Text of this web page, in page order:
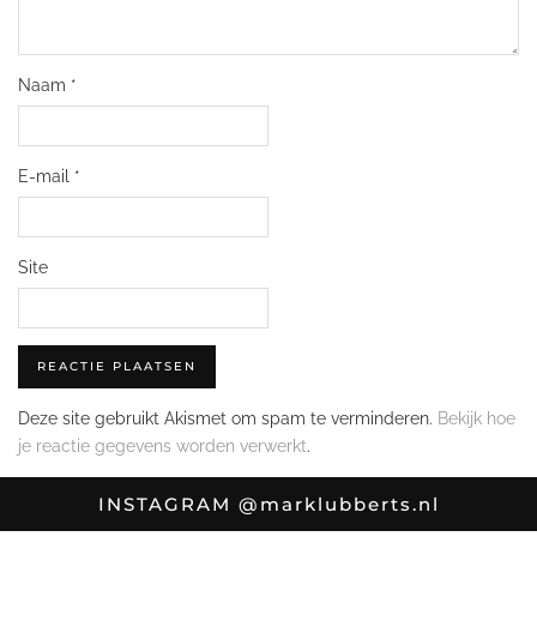
Naam *
E-mail *
Site
Deze site gebruikt Akismet om spam te verminderen. Bekijk hoe
je reactie gegevens worden verwerkt.
INSTAGRAM @marklubberts.nl